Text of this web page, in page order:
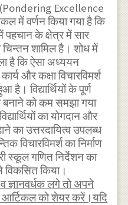
Excellence
में वर्णन किया गया है कि
के क्षेत्र में सार
चिन्तन शामिल है। शोध में
है कि ऐसा अध्ययन
कार्य और कक्षा विचारविमर्श
है। विद्यार्थियों के पूर्ण
बनाने को कम समझा गया
का योगदान और
का उत्तरदायित्व उपलब्ध
विचारविमर्श का निर्माण
स्कूल गणित निर्देशन का
विकसित किया।
ज्ञानवर्धक लगे तो अपने
को शेयर करें।यदि